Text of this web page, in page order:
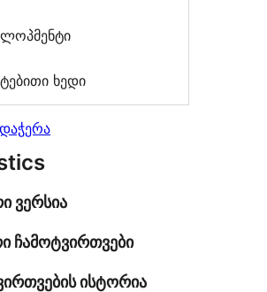
ხედი
ვერსია
ჩამოტვირთვები
ისტორია